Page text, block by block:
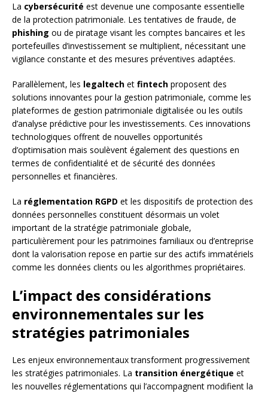
La cybersécurité est devenue une composante essentielle
de la protection patrimoniale. Les tentatives de fraude, de
phishing ou de piratage visant les comptes bancaires et les
portefeuilles d’investissement se multiplient, nécessitant une
vigilance constante et des mesures préventives adaptées.
Parallèlement, les legaltech et fintech proposent des
solutions innovantes pour la gestion patrimoniale, comme les
plateformes de gestion patrimoniale digitalisée ou les outils
d’analyse prédictive pour les investissements. Ces innovations
technologiques offrent de nouvelles opportunités
d’optimisation mais soulèvent également des questions en
termes de confidentialité et de sécurité des données
personnelles et financières.
La réglementation RGPD et les dispositifs de protection des
données personnelles constituent désormais un volet
important de la stratégie patrimoniale globale,
particulièrement pour les patrimoines familiaux ou d’entreprise
dont la valorisation repose en partie sur des actifs immatériels
comme les données clients ou les algorithmes propriétaires.
L’impact des considérations
environnementales sur les
stratégies patrimoniales
Les enjeux environnementaux transforment progressivement
les stratégies patrimoniales. La transition énergétique et
les nouvelles réglementations qui l’accompagnent modifient la